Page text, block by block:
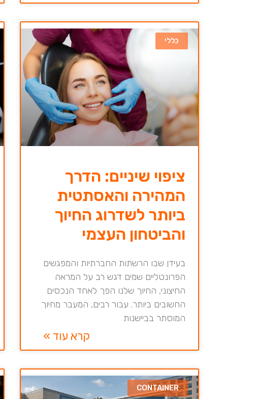
כללי
ציפוי שיניים: הדרך
המהירה והאסתטית
ביותר לשדרוג החיוך
והביטחון העצמי
בעידן שבו הרשתות החברתיות והמפגשים
הפרונטליים שמים דגש רב על המראה
החיצוני, החיוך שלנו הפך לאחד הנכסים
החשובים ביותר. עבור רבים, המעבר מחיוך
המוסתר בביישנות
קרא עוד »
CONTAINER